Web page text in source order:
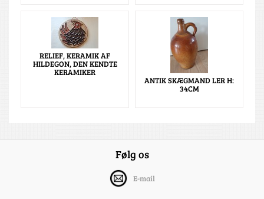
RELIEF, KERAMIK AF
HILDEGON, DEN KENDTE
KERAMIKER
ANTIK SKÆGMAND LER H:
34CM
Følg os
E-mail